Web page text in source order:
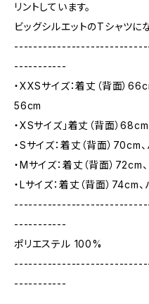
リントしています。
ビッグシルエットのTシャツに
-----------
・XXSサイズ：着丈（背面）
56cm
・XSサイズ」着丈（背面）
・Sサイズ：着丈（背面）70cm
・Mサイズ：着丈（背面）72cm
・Lサイズ：着丈（背面）74cm
-----------
ポリエステル 100%
-----------